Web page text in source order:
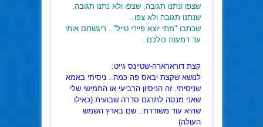
שצפו ונתנו תגובה, שצפו ולא נתנו תגובה,
שנתנו תגובה ולא צפו..
שכתבו "מתי יוצא פיירי טייל".. ריגשתם אותי
עד דמעות כולכם..
קצת דורארארה-שטיינס גייט:
לנושא שקצת יבאס פה כמה.. ניסיתי באמא
שניסיתי. זה הניסיון הרביעי או החמישי שלי
שאני מנסה לתרגם סדרה שבועית (כאילו
שהיא עוד משודרת.. שם בארץ השמש
העולה)